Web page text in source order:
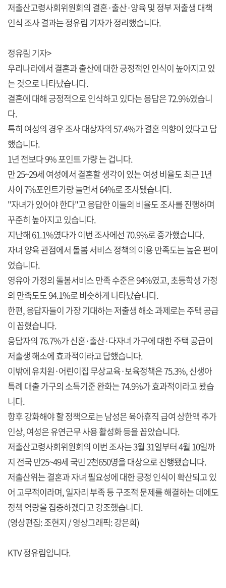
저출산고령사회위원회의 결혼·출산·양육 및 정부 저출생 대책
인식 조사 결과는 정유림 기자가 정리했습니다.
정유림 기자>
우리나라에서 결혼과 출산에 대한 긍정적인 인식이 높아지고 있
는 것으로 나타났습니다.
결혼에 대해 긍정적으로 인식하고 있다는 응답은 72.9%였습니
다.
특히 여성의 경우 조사 대상자의 57.4%가 결혼 의향이 있다고 답
했습니다.
1년 전보다 9% 포인트 가량 는 겁니다.
만 25~29세 여성에서 결혼할 생각이 있는 여성 비율도 최근 1년
사이 7%포인트가량 늘면서 64%로 조사됐습니다.
"자녀가 있어야 한다"고 응답한 이들의 비율도 조사를 진행하며
꾸준히 높아지고 있습니다.
지난해 61.1%였다가 이번 조사에선 70.9%로 증가했습니다.
자녀 양육 관점에서 돌봄 서비스 정책의 이용 만족도는 높은 편이
었습니다.
영유아 가정의 돌봄서비스 만족 수준은 94%였고, 초등학생 가정
의 만족도도 94.1%로 비슷하게 나타났습니다.
한편, 응답자들이 가장 기대하는 저출생 해소 과제로는 주택 공급
이 꼽혔습니다.
응답자의 76.7%가 신혼·출산·다자녀 가구에 대한 주택 공급이
저출생 해소에 효과적이라고 답했습니다.
이밖에 유치원·어린이집 무상교육·보육정책은 75.3%, 신생아
특례 대출 가구의 소득기준 완화는 74.9%가 효과적이라고 봤습
니다.
향후 강화해야 할 정책으로는 남성은 육아휴직 급여 상한액 추가
인상, 여성은 유연근무 사용 활성화 등을 꼽았습니다.
저출산고령사회위원회의 이번 조사는 3월 31일부터 4월 10일까
지 전국 만25~49세 국민 2천650명을 대상으로 진행됐습니다.
저출산위는 결혼과 자녀 필요성에 대한 긍정 인식이 확산되고 있
어 고무적이라며, 일자리 부족 등 구조적 문제를 해결하는 데에도
정책 역량을 집중하겠다고 강조했습니다.
(영상편집: 조현지 / 영상그래픽: 강은희)
KTV 정유림입니다.